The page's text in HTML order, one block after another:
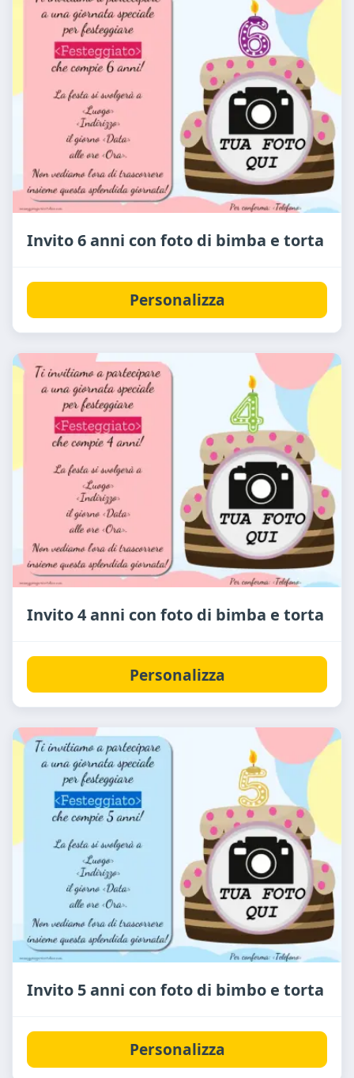
Invito 6 anni con foto di bimba e torta
Personalizza
Invito 4 anni con foto di bimba e torta
Personalizza
Invito 5 anni con foto di bimbo e torta
Personalizza